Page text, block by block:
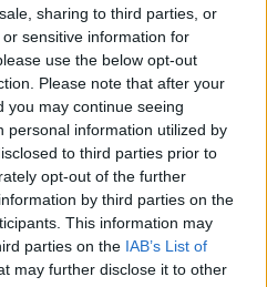
sharing to third parties, or
sensitive information for
use the below opt-out
Please note that after your
you may continue seeing
personal information utilized by
to third parties prior to
opt-out of the further
by third parties on the
This information may
parties on the IAB’s List of
may further disclose it to other
(6-oson). 1240 ftot áldott
van hármasom ezen
egyszer több is már. De
Disorderlies bulira
- 03:55 - Szóda